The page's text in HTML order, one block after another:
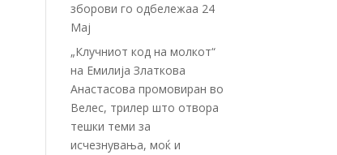
зборови го одбележаа 24
Мај
„Клучниот код на молкот“
на Емилија Златкова
Анастасова промовиран во
Велес, трилер што отвора
тешки теми за
исчезнувања, моќ и